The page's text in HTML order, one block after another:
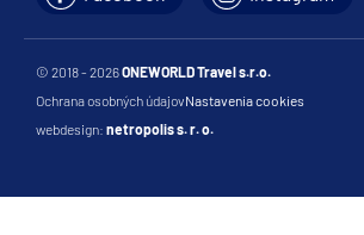
© 2018 - 2026ONEWORLD Travel s.r.o.
Ochrana osobných údajovNastavenia cookies
webdesign: netropolis s. r. o.